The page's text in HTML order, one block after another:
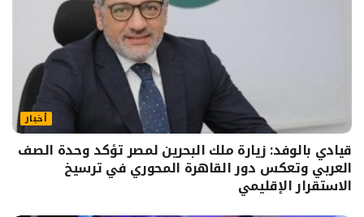
أخبار
قيادي بالوفد: زيارة ملك البحرين لمصر تؤكد وحدة الصف
العربي وتعكس دور القاهرة المحوري في ترسيخ
الاستقرار الإقليمي